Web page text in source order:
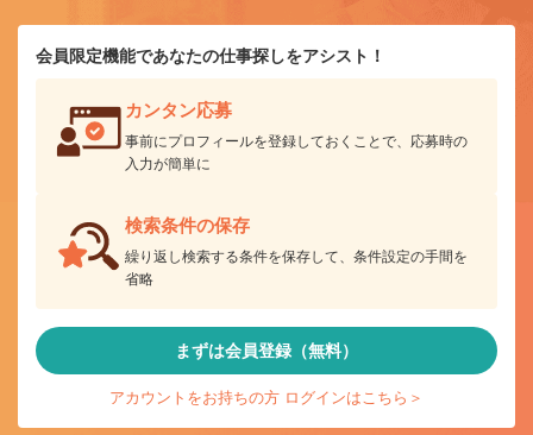
会員限定機能であなたの仕事探しをアシスト！
カンタン応募
事前にプロフィールを登録しておくことで、応募時の
入力が簡単に
検索条件の保存
繰り返し検索する条件を保存して、条件設定の手間を
省略
まずは会員登録（無料）
アカウントをお持ちの方 ログインはこちら＞